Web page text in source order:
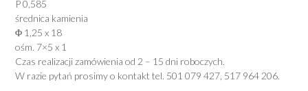
P 0,585
średnica kamienia
Φ 1,25 x 18
ośm. 7×5 x 1
Czas realizacji zamówienia od 2 – 15 dni roboczych.
W razie pytań prosimy o kontakt tel. 501 079 427, 517 964 206.